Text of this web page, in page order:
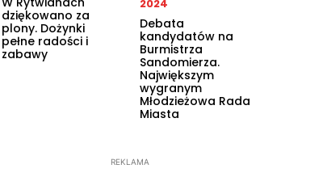
dziękowano za
plony. Dożynki
pełne radości i
zabawy
2024
Debata
kandydatów na
Burmistrza
Sandomierza.
Największym
wygranym
Młodzieżowa Rada
Miasta
REKLAMA